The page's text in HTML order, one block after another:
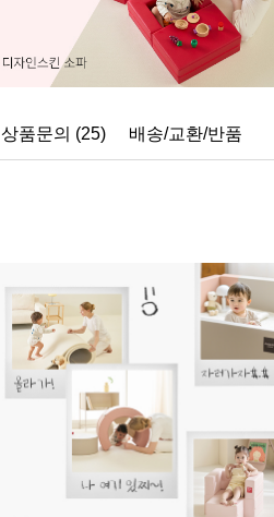
상품문의 (25) 배송/교환/반품